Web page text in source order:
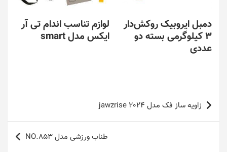
دمبل ایروبیک روکش‌دار
3 کیلوگرمی بسته دو
عددی
لوازم تناسب اندام تی آر
ایکس مدل smart
راهبری
نوشته
زاویه ساز فک مدل jawzrise 2024
طناب ورزشی مدل NO.853